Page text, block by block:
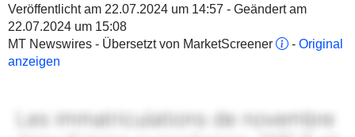
Veröffentlicht am 22.07.2024 um 14:57 - Geändert am
22.07.2024 um 15:08
MT Newswires - Übersetzt von MarketScreener
- Original
anzeigen